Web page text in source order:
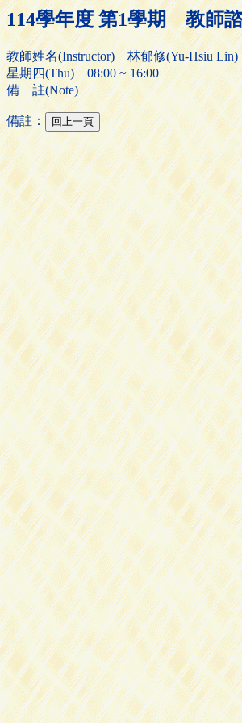
114學年度 第1學期 教師
教師姓名(Instructor) 林郁修(Yu-Hsiu Lin)
星期四(Thu) 08:00 ~ 16:00
備 註(Note)
備註：